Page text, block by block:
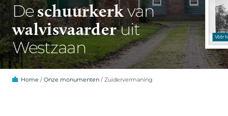
Deschuurkerkvan
walvisvaarderuit
Westzaan
Home /Onze monumenten /Zuidervermaning